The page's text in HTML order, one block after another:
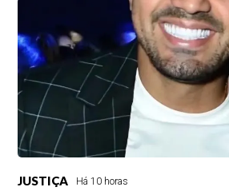
JUSTIÇA Há 10 horas